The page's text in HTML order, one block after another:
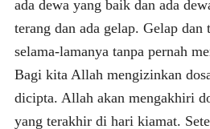
ada dewa yang baik dan ada
terang dan ada gelap. Gelap
selama-lamanya tanpa pernah
Bagi kita Allah mengizinkan
dicipta. Allah akan mengakhiri
yang terakhir di hari kiamat.